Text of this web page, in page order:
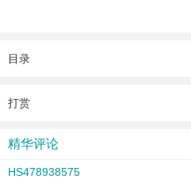
目录
打赏
精华评论
HS478938575